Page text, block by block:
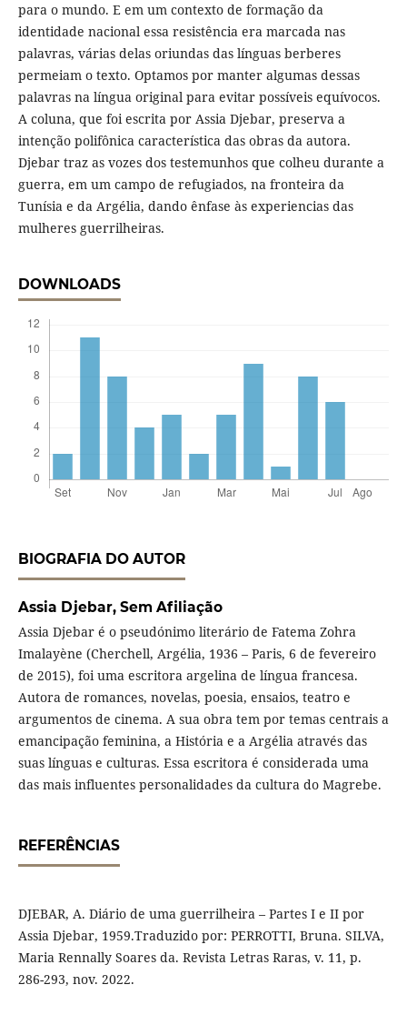
para o mundo. E em um contexto de formação da
identidade nacional essa resistência era marcada nas
palavras, várias delas oriundas das línguas berberes
permeiam o texto. Optamos por manter algumas dessas
palavras na língua original para evitar possíveis equívocos.
A coluna, que foi escrita por Assia Djebar, preserva a
intenção polifônica característica das obras da autora.
Djebar traz as vozes dos testemunhos que colheu durante a
guerra, em um campo de refugiados, na fronteira da
Tunísia e da Argélia, dando ênfase às experiencias das
mulheres guerrilheiras.
DOWNLOADS
BIOGRAFIA DO AUTOR
Assia Djebar, Sem Afiliação
Assia Djebar é o pseudónimo literário de Fatema Zohra
Imalayène (Cherchell, Argélia, 1936 – Paris, 6 de fevereiro
de 2015), foi uma escritora argelina de língua francesa.
Autora de romances, novelas, poesia, ensaios, teatro e
argumentos de cinema. A sua obra tem por temas centrais a
emancipação feminina, a História e a Argélia através das
suas línguas e culturas. Essa escritora é considerada uma
das mais influentes personalidades da cultura do Magrebe.
REFERÊNCIAS
DJEBAR, A. Diário de uma guerrilheira – Partes I e II por
Assia Djebar, 1959.Traduzido por: PERROTTI, Bruna. SILVA,
Maria Rennally Soares da. Revista Letras Raras, v. 11, p.
286-293, nov. 2022.